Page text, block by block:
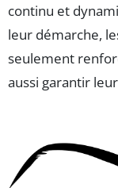
continu et
leur démarche,
seulement
aussi garantir